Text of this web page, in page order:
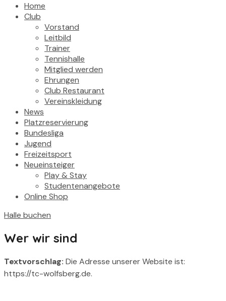
Home
Club
Vorstand
Leitbild
Trainer
Tennishalle
Mitglied werden
Ehrungen
Club Restaurant
Vereinskleidung
News
Platzreservierung
Bundesliga
Jugend
Freizeitsport
Neueinsteiger
Play & Stay
Studentenangebote
Online Shop
Halle buchen
Wer wir sind
Textvorschlag: Die Adresse unserer Website ist:
https://tc-wolfsberg.de.